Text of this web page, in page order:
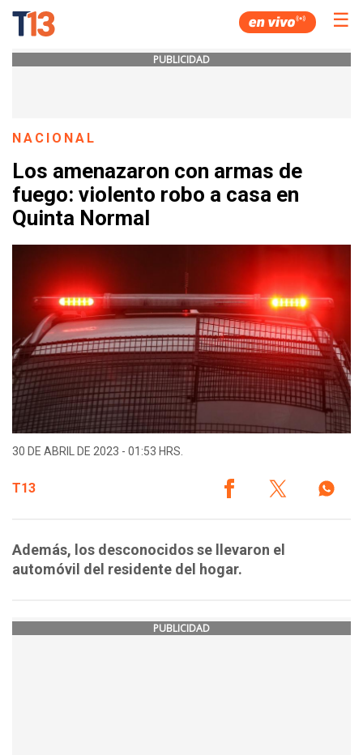
☰
PUBLICIDAD
NACIONAL
Los amenazaron con armas de
fuego: violento robo a casa en
Quinta Normal
30 DE ABRIL DE 2023 - 01:53 HRS.
T13
Además, los desconocidos se llevaron el
automóvil del residente del hogar.
PUBLICIDAD